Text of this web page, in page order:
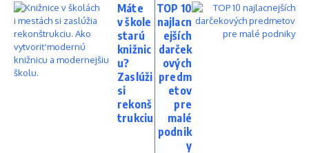
Máte
v škole
starú
knižnic
u?
Zaslúži
si
rekonš
trukciu
TOP 10
najlacn
ejších
darček
ových
predm
etov
pre
malé
podnik
y